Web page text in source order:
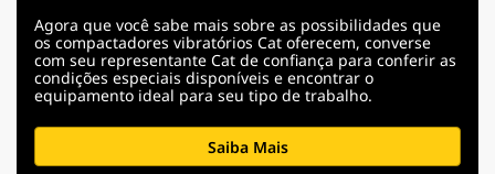
Agora que você sabe mais sobre as possibilidades que
os compactadores vibratórios Cat oferecem, converse
com seu representante Cat de confiança para conferir as
condições especiais disponíveis e encontrar o
equipamento ideal para seu tipo de trabalho.
Saiba Mais